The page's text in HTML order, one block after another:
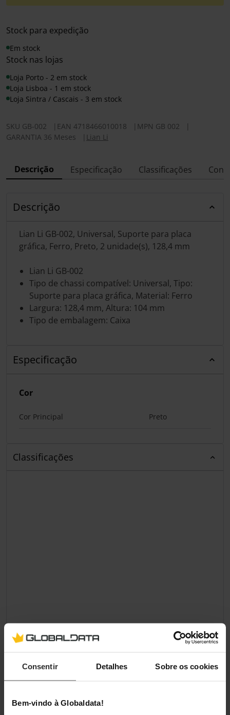
Consentir Detalhes Sobre os cookies
Bem-vindo à Globaldata!
Stock para expedição
Em stock
Stock nas lojas
Loja Porto - 2 em stock
Loja Lisboa - 1 em stock
Loja Sintra / Cascais - 3 em stock
SKU GB-002 EAN 4718466010018 MPN GB 002
GARANTIA 36 Meses
Lian Li
Descrição Especificação Classificações
Descrição
Lian Li GB-002, Universal, Suporte para placa
gráfica, Ferro, Preto, 2 unidade(s), 128,4 mm
Lian Li GB-002
Tipo de chassi compatível: Universal, Tipo:
Suporte para placa gráfica, Material: Ferro
Largura: 128,4 mm, Altura: 104 mm
Tipo de embalagem: Caixa
Especificação
Cor
Cor Principal Preto
Classificações